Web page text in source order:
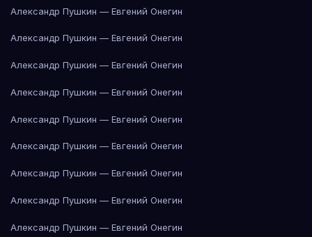
Александр Пушкин — Евгений Онегин
Александр Пушкин — Евгений Онегин
Александр Пушкин — Евгений Онегин
Александр Пушкин — Евгений Онегин
Александр Пушкин — Евгений Онегин
Александр Пушкин — Евгений Онегин
Александр Пушкин — Евгений Онегин
Александр Пушкин — Евгений Онегин
Александр Пушкин — Евгений Онегин